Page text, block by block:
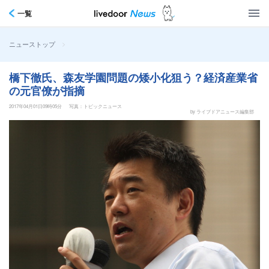
一覧
ニューストップ >
橋下徹氏、森友学園問題の矮小化狙う？経済産業省
の元官僚が指摘
2017年04月01日09時05分
写真：トピックニュース
by ライブドアニュース編集部